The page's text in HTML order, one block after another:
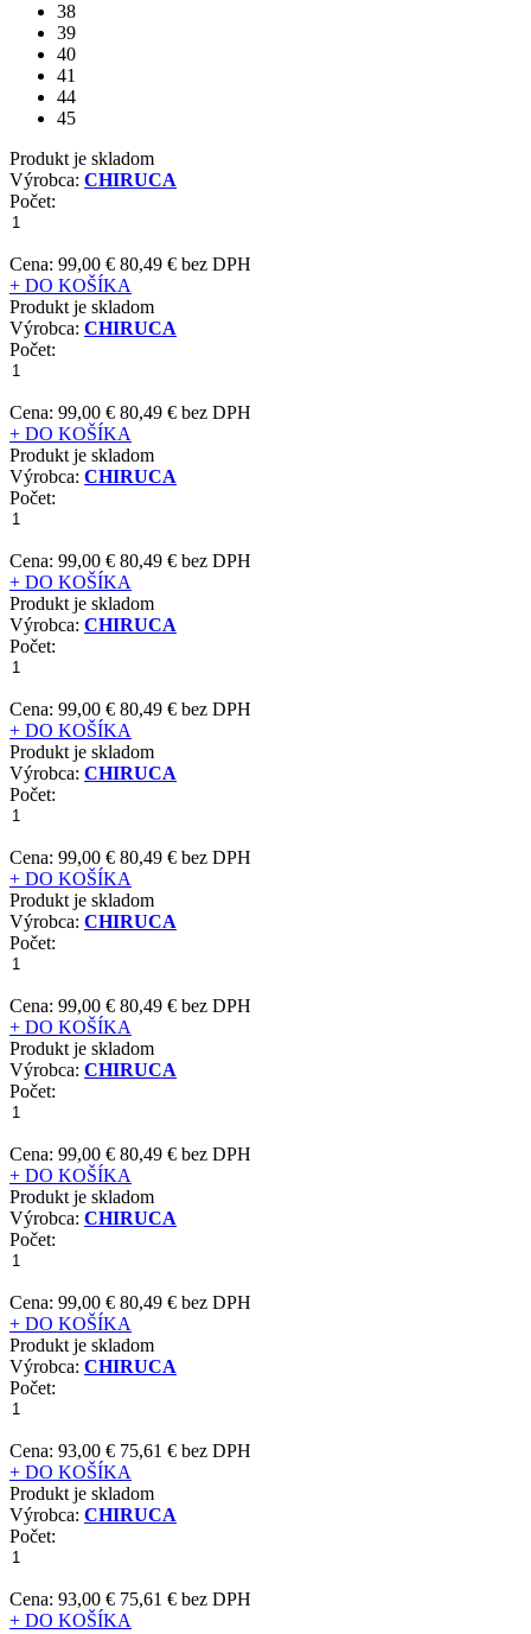
38
39
40
41
44
45
Produkt je skladom
Výrobca: CHIRUCA
Počet:
Cena: 99,00 € 80,49 € bez DPH
+ DO KOŠÍKA
Produkt je skladom
Výrobca: CHIRUCA
Počet:
Cena: 99,00 € 80,49 € bez DPH
+ DO KOŠÍKA
Produkt je skladom
Výrobca: CHIRUCA
Počet:
Cena: 99,00 € 80,49 € bez DPH
+ DO KOŠÍKA
Produkt je skladom
Výrobca: CHIRUCA
Počet:
Cena: 99,00 € 80,49 € bez DPH
+ DO KOŠÍKA
Produkt je skladom
Výrobca: CHIRUCA
Počet:
Cena: 99,00 € 80,49 € bez DPH
+ DO KOŠÍKA
Produkt je skladom
Výrobca: CHIRUCA
Počet:
Cena: 99,00 € 80,49 € bez DPH
+ DO KOŠÍKA
Produkt je skladom
Výrobca: CHIRUCA
Počet:
Cena: 99,00 € 80,49 € bez DPH
+ DO KOŠÍKA
Produkt je skladom
Výrobca: CHIRUCA
Počet:
Cena: 99,00 € 80,49 € bez DPH
+ DO KOŠÍKA
Produkt je skladom
Výrobca: CHIRUCA
Počet:
Cena: 93,00 € 75,61 € bez DPH
+ DO KOŠÍKA
Produkt je skladom
Výrobca: CHIRUCA
Počet:
Cena: 93,00 € 75,61 € bez DPH
+ DO KOŠÍKA